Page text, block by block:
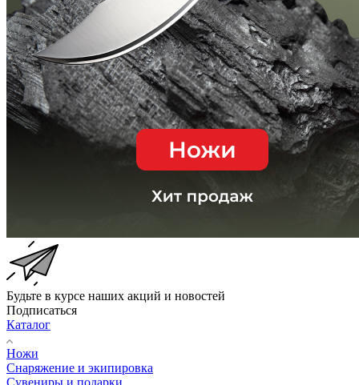
Будьте в курсе наших акций и новостей
Подписаться
Каталог
Ножи
Снаряжение и экипировка
Сувениры и подарки